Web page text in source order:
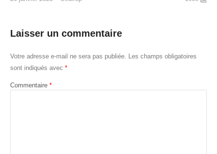
Laisser un commentaire
Votre adresse e-mail ne sera pas publiée.
Les champs obligatoires
sont indiqués avec *
Commentaire *